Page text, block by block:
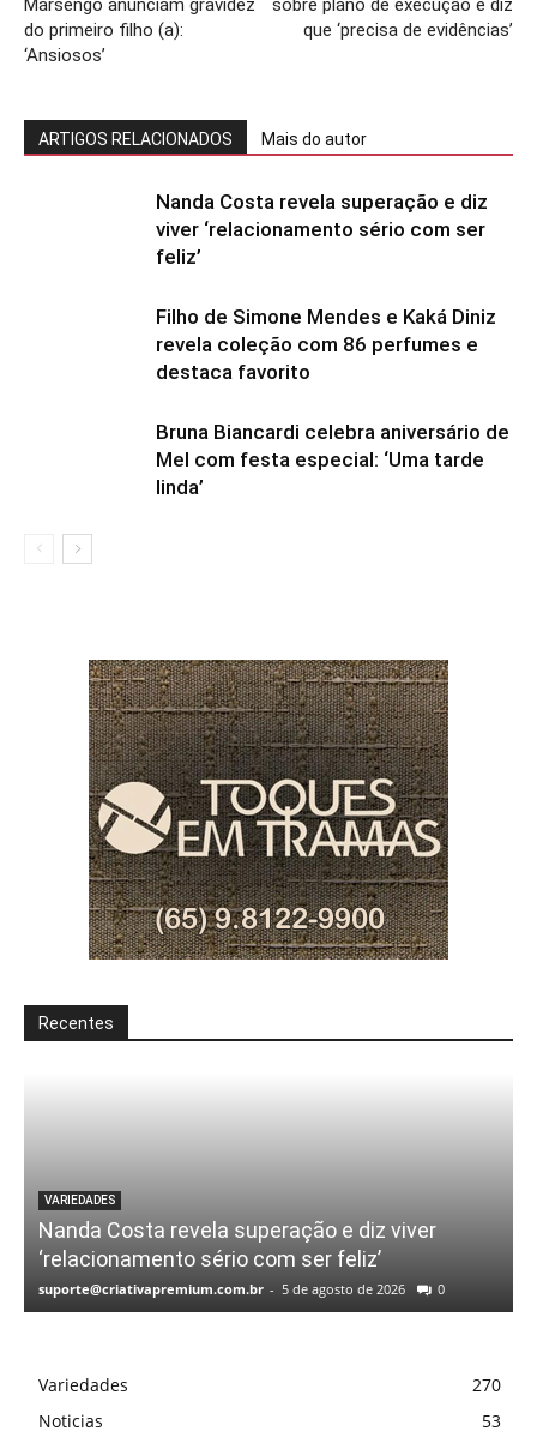
Marsengo anunciam gravidez
do primeiro filho (a):
‘Ansiosos’
sobre plano de execução e diz
que ‘precisa de evidências’
ARTIGOS RELACIONADOS Mais do autor
Nanda Costa revela superação e diz
viver ‘relacionamento sério com ser
feliz’
Filho de Simone Mendes e Kaká Diniz
revela coleção com 86 perfumes e
destaca favorito
Bruna Biancardi celebra aniversário de
Mel com festa especial: ‘Uma tarde
linda’
Recentes
VARIEDADES
Nanda Costa revela superação e diz viver
‘relacionamento sério com ser feliz’
suporte@criativapremium.com.br - 5 de agosto de 2026 0
Variedades
270
Noticias
53